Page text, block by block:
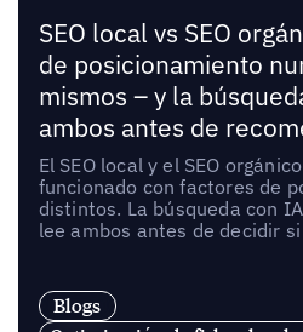
SEO local vs SEO
de posicionamiento
mismos – y la
ambos antes de
El SEO local y el SEO
funcionado con factores de
distintos. La búsqueda con
lee ambos antes de decidir
Blogs